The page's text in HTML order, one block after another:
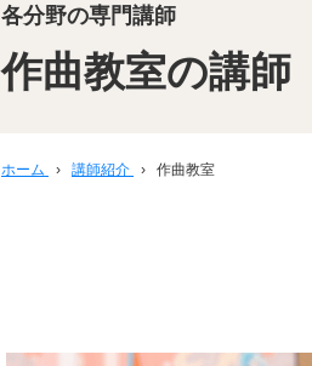
各分野の専門講師
作曲教室の講師
ホーム › 講師紹介 › 作曲教室